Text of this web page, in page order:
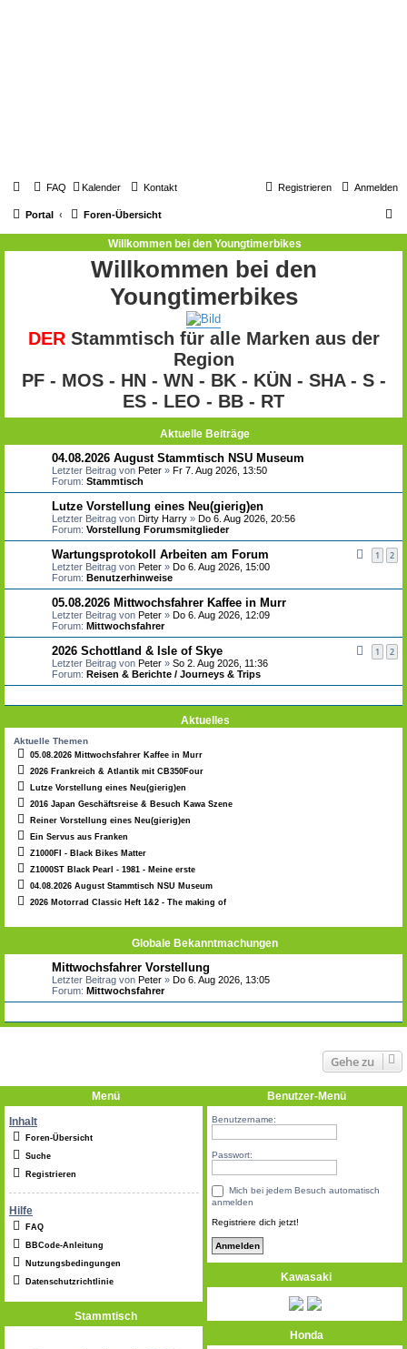
FAQ Kalender Kontakt Anmelden
Registrieren
Portal Foren-Übersicht
u
Willkommen bei den Youngtimerbikes
Willkommen bei den
Youngtimerbikes
DERStammtisch für alle Marken aus der
Region
PF - MOS - HN - WN - BK - KÜN - SHA - S -
ES - LEO - BB - RT
Aktuelle Beiträge
04.08.2026 August Stammtisch NSU Museum
Letzter Beitrag von Peter » Fr 7. Aug 2026, 13:50
Forum: Stammtisch
Lutze Vorstellung eines Neu(gierig)en
Letzter Beitrag von Dirty Harry » Do 6. Aug 2026, 20:56
Forum: Vorstellung Forumsmitglieder
Wartungsprotokoll Arbeiten am Forum 1 2
Letzter Beitrag von Peter » Do 6. Aug 2026, 15:00
Forum: Benutzerhinweise
05.08.2026 Mittwochsfahrer Kaffee in Murr
Letzter Beitrag von Peter » Do 6. Aug 2026, 12:09
Forum: Mittwochsfahrer
2026 Schottland & Isle of Skye 1 2
Letzter Beitrag von Peter » So 2. Aug 2026, 11:36
Forum: Reisen & Berichte / Journeys & Trips
Aktuelles
Aktuelle Themen
05.08.2026 Mittwochsfahrer Kaffee in Murr
2026 Frankreich & Atlantik mit CB350Four
Lutze Vorstellung eines Neu(gierig)en
2016 Japan Geschäftsreise & Besuch Kawa Szene
Reiner Vorstellung eines Neu(gierig)en
Ein Servus aus Franken
Z1000FI - Black Bikes Matter
Z1000ST Black Pearl - 1981 - Meine erste
04.08.2026 August Stammtisch NSU Museum
2026 Motorrad Classic Heft 1&2 - The making of
Globale Bekanntmachungen
Mittwochsfahrer Vorstellung
Letzter Beitrag von Peter » Do 6. Aug 2026, 13:05
Forum: Mittwochsfahrer
Gehe zu
Menü
Inhalt
Foren-Übersicht
Suche
Registrieren
Hilfe
FAQ
BBCode-Anleitung
Nutzungsbedingungen
Datenschutzrichtlinie
Stammtisch
Benutzer-Menü
Benutzername:
Passwort:
Mich bei jedem Besuch automatisch
anmelden
Registriere dich jetzt!
Kawasaki
Honda